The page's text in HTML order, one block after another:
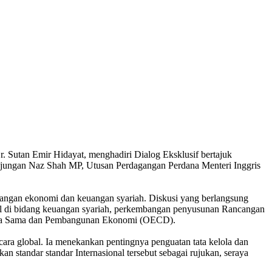
Emir Hidayat, menghadiri Dialog Eksklusif bertajuk
Naz Shah MP, Utusan Perdagangan Perdana Menteri Inggris
ekonomi dan keuangan syariah. Diskusi yang berlangsung
bidang keuangan syariah, perkembangan penyusunan Rancangan
dan Pembangunan Ekonomi (OECD).
global. Ia menekankan pentingnya penguatan tata kelola dan
standar standar Internasional tersebut sebagai rujukan, seraya